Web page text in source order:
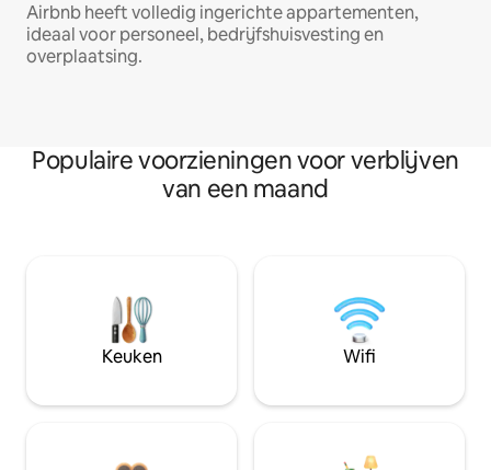
Airbnb heeft volledig ingerichte appartementen,
ideaal voor personeel, bedrijfshuisvesting en
overplaatsing.
Populaire voorzieningen voor verblijven
van een maand
Keuken Wifi